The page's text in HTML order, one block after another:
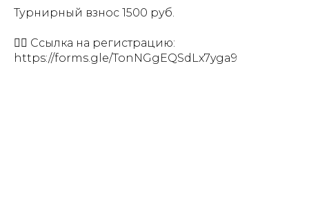
Турнирный взнос 1500 руб.
👉🏻 Ссылка на регистрацию:
https://forms.gle/TonNGgEQSdLx7yga9